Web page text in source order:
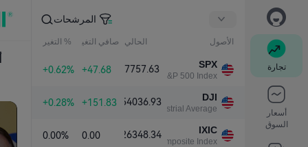
تجارة
أسعار
السوق
المرشحات
الأصول الحالي صافي التغير % التغير
SPX
S&P 500 Index
7757.63
+47.68
+0.62%
DJI
Dow Jones Industrial Average
54036.93
+151.83
+0.28%
IXIC
NASDAQ Composite Index
26348.34
0.00
0.00%